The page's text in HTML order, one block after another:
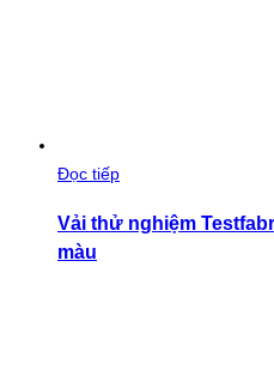
Đọc tiếp
Vải thử nghiệm
màu